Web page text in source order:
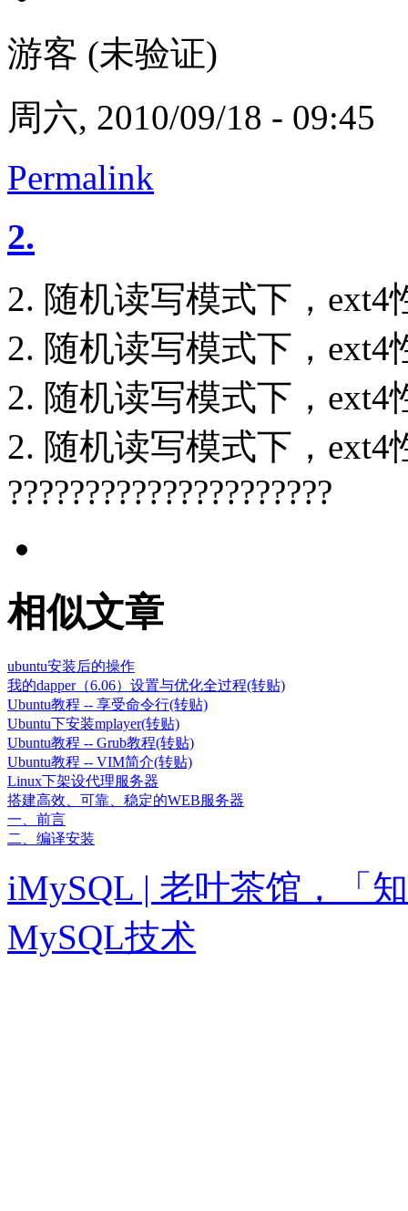
游客 (未验证)
周六, 2010/09/18 - 09:45
Permalink
2.
2. 随机读写模式下，
2. 随机读写模式下，
2. 随机读写模式下，
2. 随机读写模式下，
?????????????????????
相似文章
ubuntu安装后的操作
我的dapper（6.06）设置与优化全过程(转贴)
Ubuntu教程 -- 享受命令行(转贴)
Ubuntu下安装mplayer(转贴)
Ubuntu教程 -- Grub教程(转贴)
Ubuntu教程 -- VIM简介(转贴)
Linux下架设代理服务器
搭建高效、可靠、稳定的WEB服务器
一、前言
二、编译安装
iMySQL | 老叶茶馆，「
MySQL技术